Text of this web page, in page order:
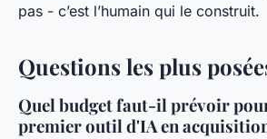
pas - c’est l’humain qui le construit.
Questions les plus
Quel budget faut-il prévoir
premier outil d'IA en